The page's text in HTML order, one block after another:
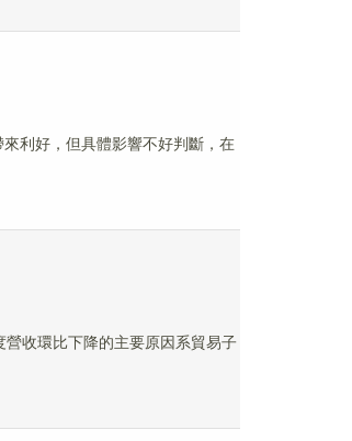
利好，但具體影響不好判斷，在
收環比下降的主要原因系貿易子